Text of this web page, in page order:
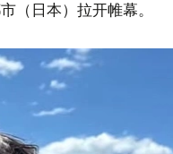
（日本）拉开帷幕。